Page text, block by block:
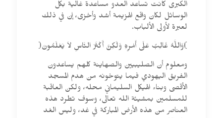
الكبرى كانت تساعد العدو مساعدة غالية بكل
الوسائل لكان واقع الهزيمة أشد وأخزى، إن في ذلك
لعبرة لأولى الألباب.
)وَاللَّهُ غَالِبٌ عَلَى أَمْرِهِ وَلَكِنَّ أَكْثَرَ النَّاسِ لاَ يَعْلَمُونَ(
ومعلوم أن الصليبيين والصهاينة كلهم يساعدون
الفريق اليهودي فيما يتوخونه من هدم المسجد
الأقصى وبناء الهيكل السليماني محله، ولكن العاقبة
للمسلمين بمشيئة الله تعالى، وسوف تطرد هذه
العناصر من هذه الأرض المباركة في غد، وليس الغد